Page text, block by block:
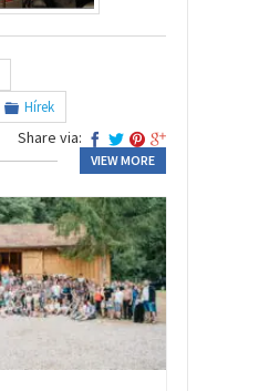
Hírek
Share via:
VIEW MORE